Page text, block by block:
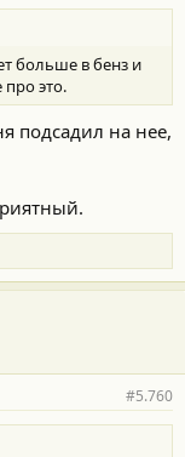
больше в бенз и
про это.
подсадил на нее,
#5.760